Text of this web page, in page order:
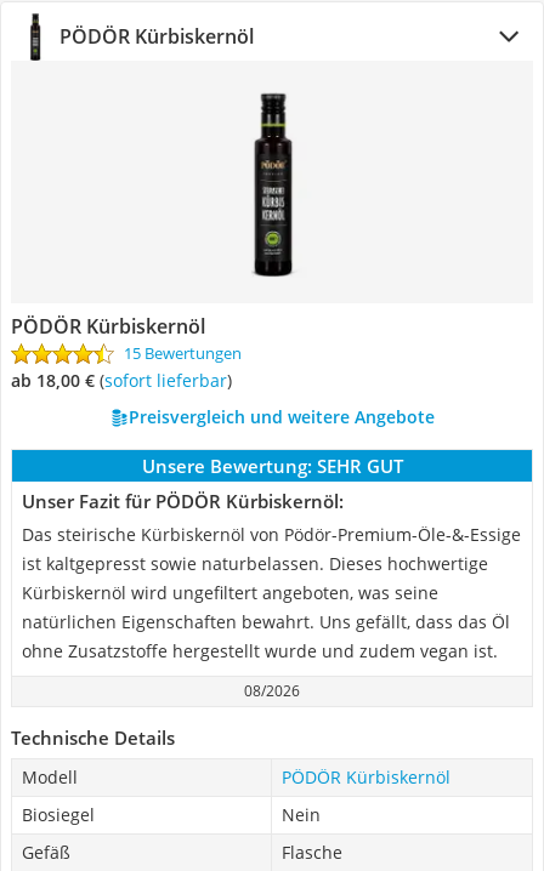
PÖDÖR Kürbiskernöl
PÖDÖR Kürbiskernöl
15 Bewertungen
ab 18,00 € ( Sofort lieferbar)
Preisvergleich und weitere Angebote
Unsere Bewertung: SEHR GUT
Unser Fazit für PÖDÖR Kürbiskernöl:
Das steirische Kürbiskernöl von Pödör-Premium-Öle-&-Essige
ist kaltgepresst sowie naturbelassen. Dieses hochwertige
Kürbiskernöl wird ungefiltert angeboten, was seine
natürlichen Eigenschaften bewahrt. Uns gefällt, dass das Öl
ohne Zusatzstoffe hergestellt wurde und zudem vegan ist.
08/2026
Technische Details
Modell
PÖDÖR Kürbiskernöl
Biosiegel
Nein
Gefäß
Flasche